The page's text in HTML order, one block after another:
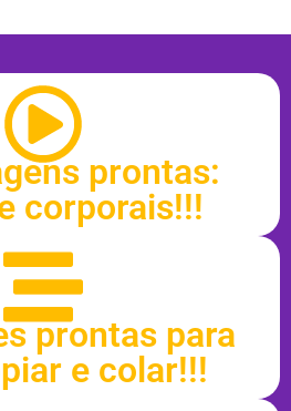
prontas:
corporais!!!
prontas para
e colar!!!